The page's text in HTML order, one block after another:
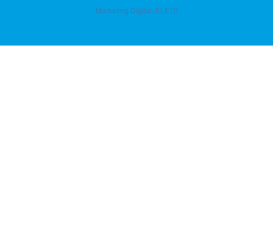
Marketing Digital: ELE10